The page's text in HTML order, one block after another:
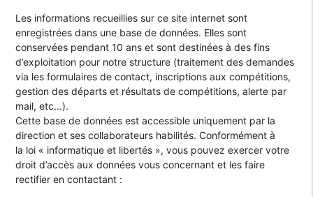
Les informations recueillies sur ce site internet sont
enregistrées dans une base de données. Elles sont
conservées pendant 10 ans et sont destinées à des fins
d’exploitation pour notre structure (traitement des demandes
via les formulaires de contact, inscriptions aux compétitions,
gestion des départs et résultats de compétitions, alerte par
mail, etc…).
Cette base de données est accessible uniquement par la
direction et ses collaborateurs habilités. Conformément à
la loi « informatique et libertés », vous pouvez exercer votre
droit d’accès aux données vous concernant et les faire
rectifier en contactant :